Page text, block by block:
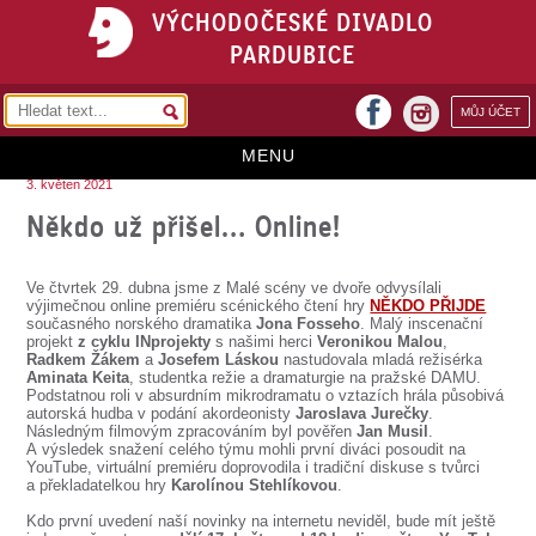
VÝCHODOČESKÉ DIVADLO
PARDUBICE
MŮJ ÚČET
facebook
MENU
REPERTOÁR
VSTUPENKY
PŘEDPLATNÉ
KONTAKTY
O DIVADLE
3. květen 2021
Někdo už přišel… Online!
Ve čtvrtek 29. dubna jsme z Malé scény ve dvoře odvysílali
výjimečnou online premiéru scénického čtení hry NĚKDO PŘIJDE
současného norského dramatikaJona Fosseho. Malý inscenační
projektz cyklu INprojektys našimi herciVeronikou Malou,
Radkem ŽákemaJosefem Láskou nastudovala mladá režisérka
Aminata Keita, studentka režie a dramaturgie na pražské DAMU.
Podstatnou roli v absurdním mikrodramatu o vztazích hrála působivá
autorská hudba v podání akordeonistyJaroslava Jurečky.
Následným filmovým zpracováním byl pověřenJan Musil .
A výsledek snažení celého týmu mohli první diváci posoudit na
YouTube, virtuální premiéru doprovodila i tradiční diskuse s tvůrci
a překladatelkou hry Karolínou Stehlíkovou.
Kdo první uvedení naší novinky na internetu neviděl, bude mít ještě